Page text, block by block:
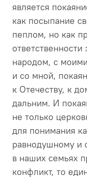
является
как посыпание
пеплом, но как
народом, с
и со мной,
к Отечеству, к
дальним. И
не только
для понимания
равнодушному и
в наших семьях
конфликт, то